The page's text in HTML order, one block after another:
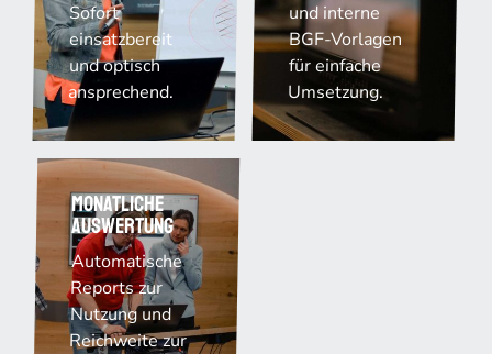
Sofort
einsatzbereit
und optisch
ansprechend.
und interne
BGF-Vorlagen
für einfache
Umsetzung.
Monatliche
Auswertung
Automatische
Reports zur
Nutzung und
Reichweite zur